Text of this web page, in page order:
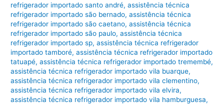
refrigerador importado santo andré,assistência técnica
refrigerador importado são bernado,assistência técnica
refrigerador importado são caetano,assistência técnica
refrigerador importado são paulo,assistência técnica
refrigerador importado sp,assistência técnica refrigerador
importado tamboré,assistência técnica refrigerador importado
tatuapé,assistência técnica refrigerador importado tremembé,
assistência técnica refrigerador importado vila buarque,
assistência técnica refrigerador importado vila clementino,
assistência técnica refrigerador importado vila elvira,
assistência técnica refrigerador importado vila hamburguesa,